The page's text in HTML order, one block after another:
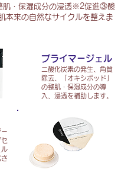
・保湿成分の浸透※2促進③酸
本来の自然なサイクルを整えま
プライマージェル
二酸化炭素の発生、角質
除去、「オキシポッド」
の整肌・保湿成分の導
入、浸透を補助します。
ル